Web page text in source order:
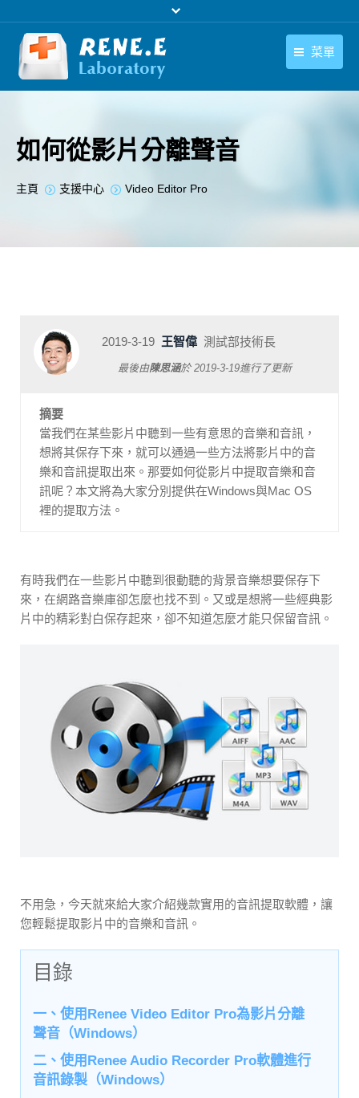
菜單
下載中心
如何從影片分離聲音
您在此处：
主頁 支援中心 Video Editor Pro
2019-3-19 王智偉 測試部技術長
最後由陳思涵於2019-3-19進行了更新
摘要
當我們在某些影片中聽到一些有意思的音樂和音訊，
想將其保存下來，就可以通過一些方法將影片中的音
樂和音訊提取出來。那要如何從影片中提取音樂和音
訊呢？本文將為大家分別提供在Windows與Mac OS
裡的提取方法。
有時我們在一些影片中聽到很動聽的背景音樂想要保存下
來，在網路音樂庫卻怎麼也找不到。又或是想將一些經典影
片中的精彩對白保存起來，卻不知道怎麼才能只保留音訊。
不用急，今天就來給大家介紹幾款實用的音訊提取軟體，讓
您輕鬆提取影片中的音樂和音訊。
目錄
一、使用Renee Video Editor Pro為影片分離
聲音（Windows）
二、使用Renee Audio Recorder Pro軟體進行
音訊錄製（Windows）